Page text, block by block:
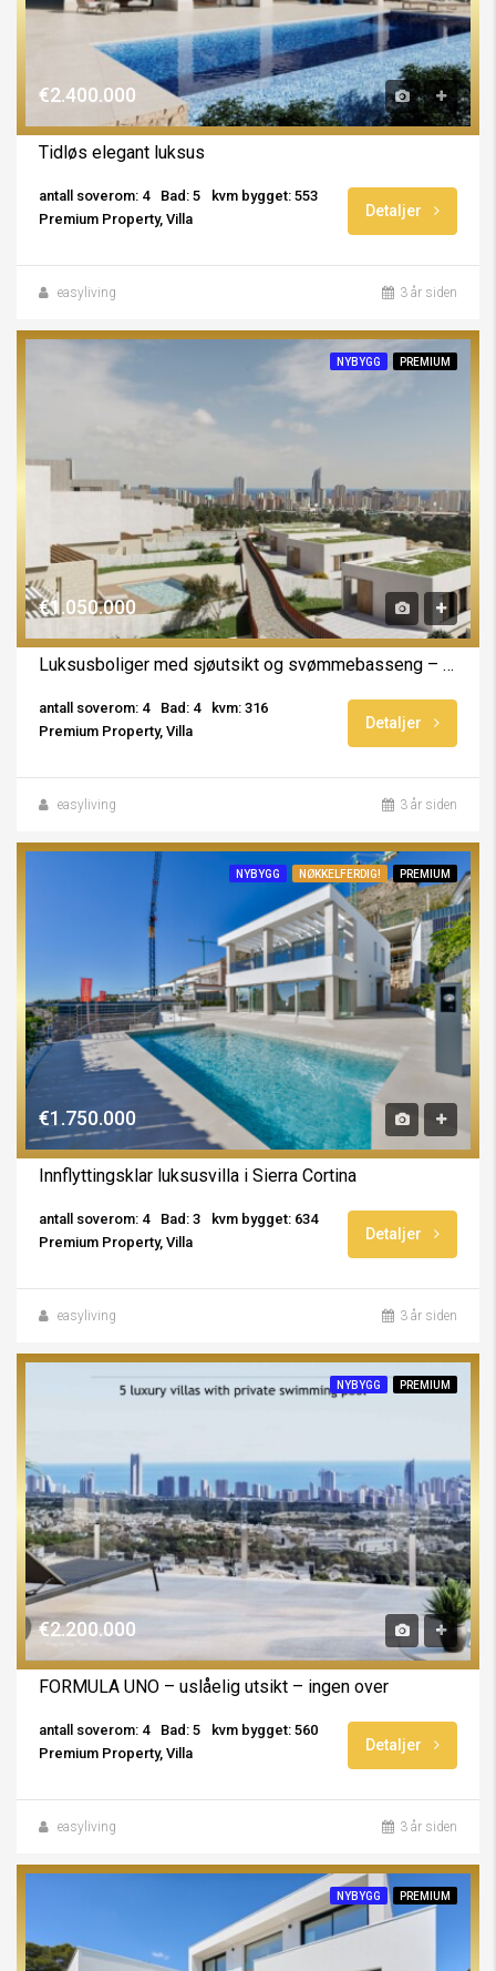
€2.400.000
Tidløs elegant luksus
antall soverom: 4 Bad: 5
kvm bygget: 553
Premium Property, Villa
Detaljer
easyliving 3 år siden
NYBYGG PREMIUM
€1.050.000
Luksusboliger med sjøutsikt og svømmebasseng – 1 igjen!
antall soverom: 4 Bad: 4
kvm: 316
Premium Property, Villa
Detaljer
easyliving 3 år siden
NYBYGG NØKKELFERDIG! PREMIUM
€1.750.000
Innflyttingsklar luksusvilla i Sierra Cortina
antall soverom: 4 Bad: 3
kvm bygget: 634
Premium Property, Villa
Detaljer
easyliving 3 år siden
NYBYGG PREMIUM
€2.200.000
FORMULA UNO – uslåelig utsikt – ingen over
antall soverom: 4 Bad: 5
kvm bygget: 560
Premium Property, Villa
Detaljer
easyliving 3 år siden
NYBYGG PREMIUM